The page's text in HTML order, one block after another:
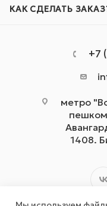
КАК СДЕЛАТЬ
+7
метро
пешком
1408.